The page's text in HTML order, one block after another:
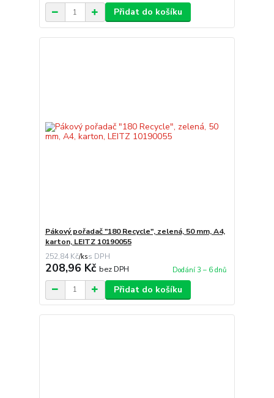
Přidat do košíku
Pákový pořadač "180 Recycle", zelená, 50 mm, A4,
karton, LEITZ 10190055
252,84 Kč/ks
208,96 Kč bez DPH Dodání 3 – 6 dnů
Přidat do košíku